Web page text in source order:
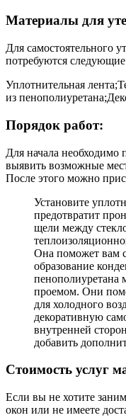
Материалы для
Для самостоятельного
потребуются
Уплотнительная
из
Порядок работ:
Для начала необходимо
выявить возможные
После этого можно
Установите
предотвратит
щели между
Она поможет вам
образование
проемом. Они
для холодного
декоративную
внутренней
добавить
Стоимость услуг
Если вы не хотите
окон или не имеете